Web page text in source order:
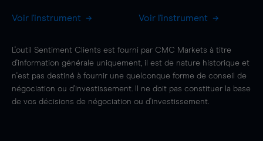
Voir l'instrument Voir l'instrument
L'outil Sentiment Clients est fourni par CMC Markets à titre
d'information générale uniquement, il est de nature historique et
n'est pas destiné à fournir une quelconque forme de conseil de
négociation ou d'investissement. Il ne doit pas constituer la base
de vos décisions de négociation ou d'investissement.